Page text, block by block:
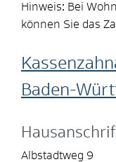
Hinweis: Bei
können Sie das
Baden-
Albstadtweg 9